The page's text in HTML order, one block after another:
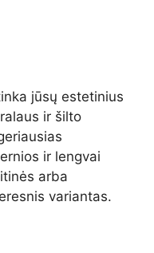
jūsų estetinius
ir šilto
ir lengvai
arba
variantas.